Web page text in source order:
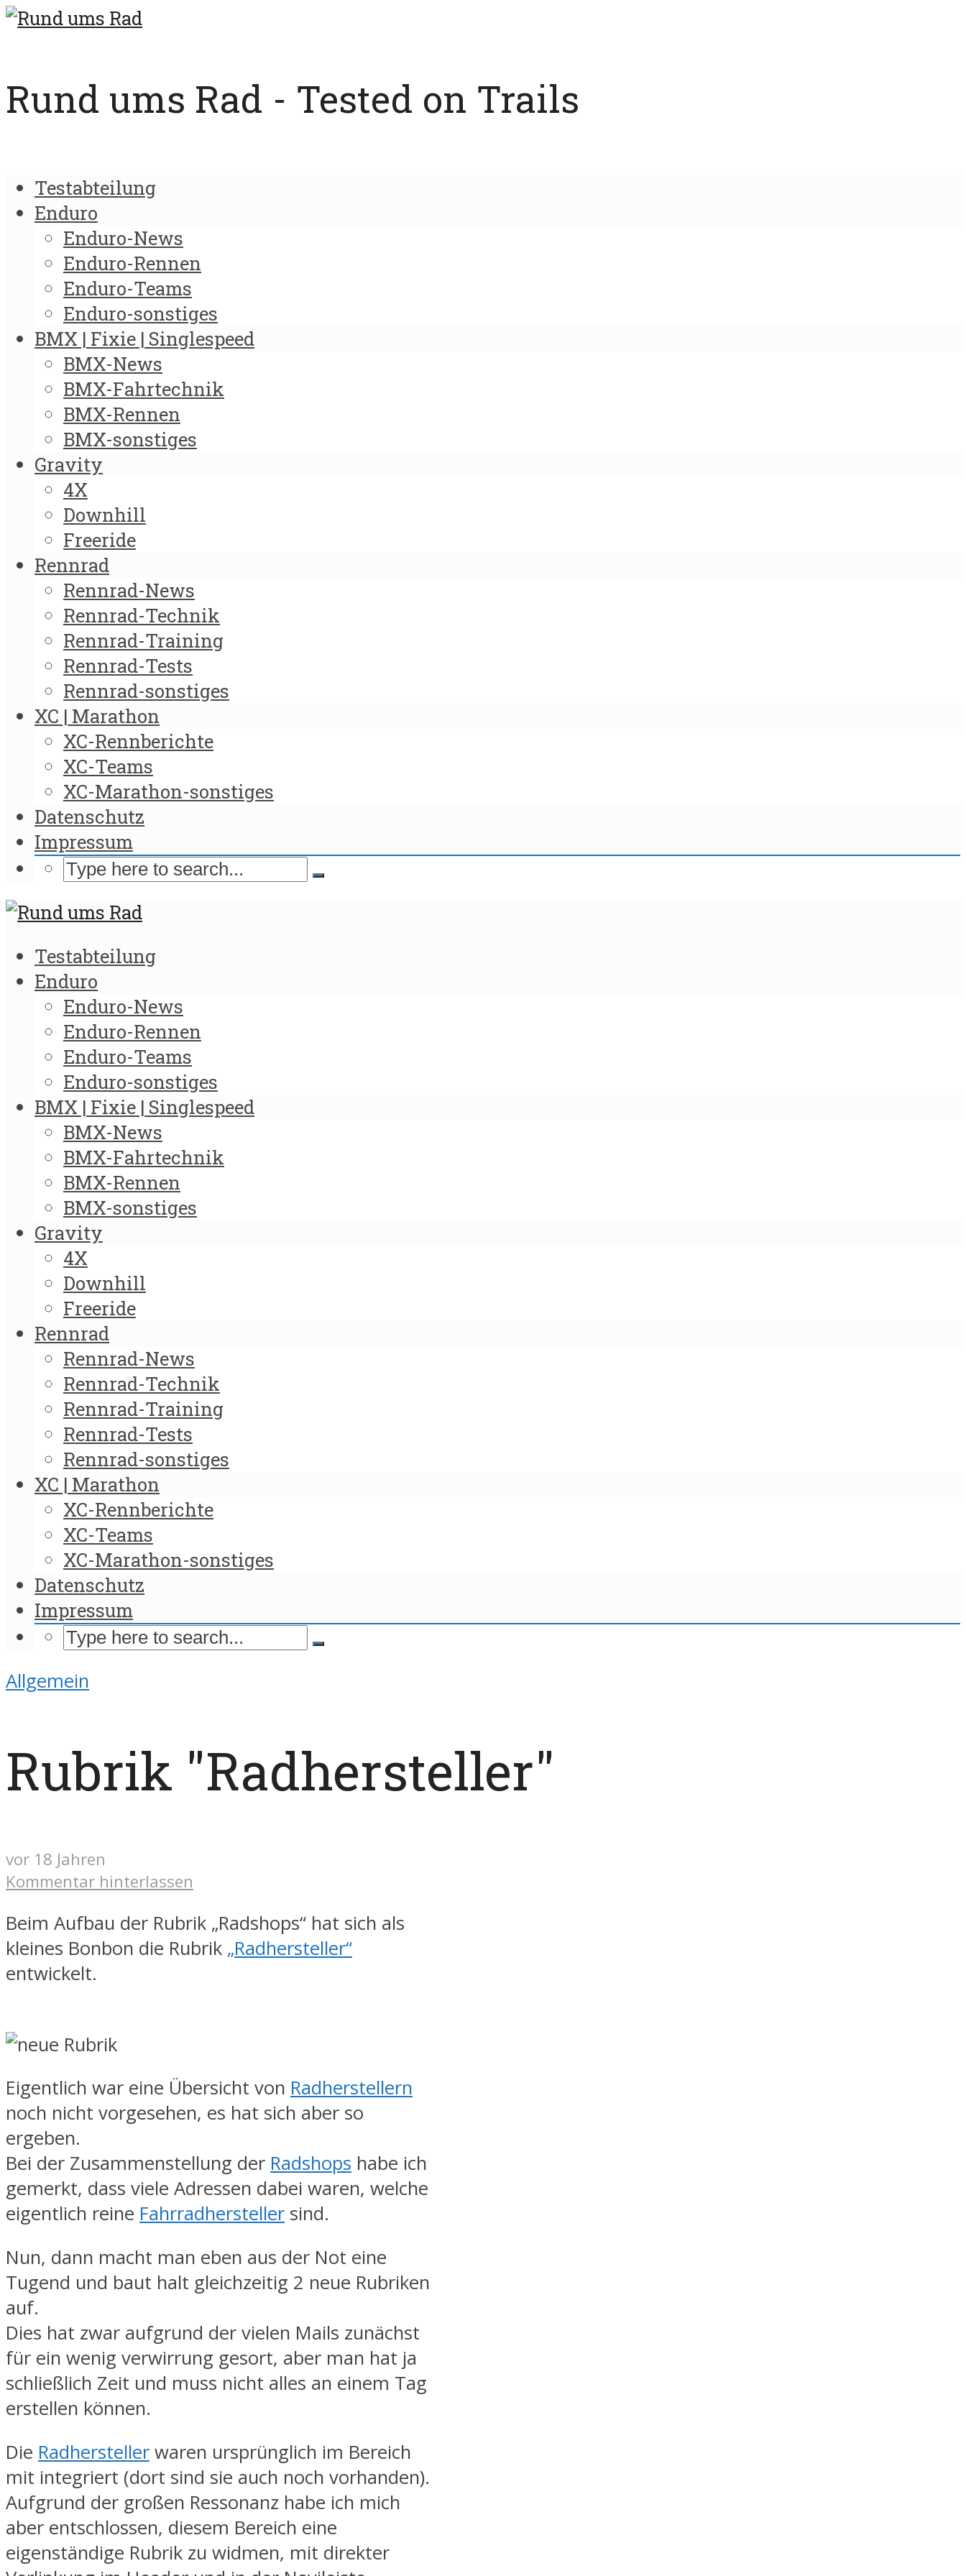
Rund ums Rad - Tested on Trails
Testabteilung
Enduro
Enduro-News
Enduro-Rennen
Enduro-Teams
Enduro-sonstiges
BMX | Fixie | Singlespeed
BMX-News
BMX-Fahrtechnik
BMX-Rennen
BMX-sonstiges
Gravity
4X
Downhill
Freeride
Rennrad
Rennrad-News
Rennrad-Technik
Rennrad-Training
Rennrad-Tests
Rennrad-sonstiges
XC | Marathon
XC-Rennberichte
XC-Teams
XC-Marathon-sonstiges
Datenschutz
Impressum
Testabteilung
Enduro
Enduro-News
Enduro-Rennen
Enduro-Teams
Enduro-sonstiges
BMX | Fixie | Singlespeed
BMX-News
BMX-Fahrtechnik
BMX-Rennen
BMX-sonstiges
Gravity
4X
Downhill
Freeride
Rennrad
Rennrad-News
Rennrad-Technik
Rennrad-Training
Rennrad-Tests
Rennrad-sonstiges
XC | Marathon
XC-Rennberichte
XC-Teams
XC-Marathon-sonstiges
Datenschutz
Impressum
Allgemein
Rubrik "Radhersteller"
vor 18 Jahren
Kommentar hinterlassen
Beim Aufbau der Rubrik „Radshops“ hat sich als
kleines Bonbon die Rubrik „Radhersteller“
entwickelt.
Eigentlich war eine Übersicht von Radherstellern
noch nicht vorgesehen, es hat sich aber so
ergeben.
Bei der Zusammenstellung der Radshops habe ich
gemerkt, dass viele Adressen dabei waren, welche
eigentlich reine Fahrradhersteller sind.
Nun, dann macht man eben aus der Not eine
Tugend und baut halt gleichzeitig 2 neue Rubriken
auf.
Dies hat zwar aufgrund der vielen Mails zunächst
für ein wenig verwirrung gesort, aber man hat ja
schließlich Zeit und muss nicht alles an einem Tag
erstellen können.
Die Radhersteller waren ursprünglich im Bereich
mit integriert (dort sind sie auch noch vorhanden).
Aufgrund der großen Ressonanz habe ich mich
aber entschlossen, diesem Bereich eine
eigenständige Rubrik zu widmen, mit direkter